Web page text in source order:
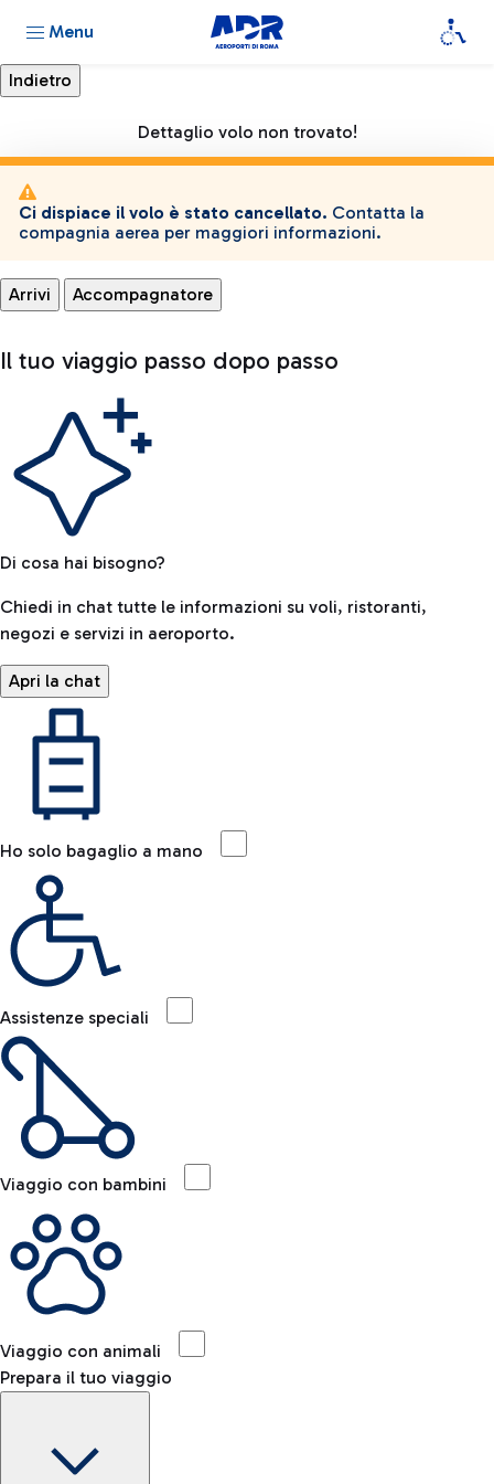
Menu
Dettaglio volo non trovato!
Ci dispiace il volo è stato cancellato. Contatta la
compagnia aerea per maggiori informazioni.
Arrivi Accompagnatore
Il tuo viaggio passo dopo passo
Di cosa hai bisogno?
Chiedi in chat tutte le informazioni su voli, ristoranti,
negozi e servizi in aeroporto.
Apri la chat
Ho solo bagaglio a mano
Assistenze speciali
Viaggio con bambini
Viaggio con animali
Prepara il tuo viaggio